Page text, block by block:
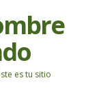
es tu sitio